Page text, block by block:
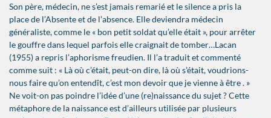
Son père, médecin, ne s’est jamais remarié et le silence a pris la
place de l’Absente et de l’absence. Elle deviendra médecin
généraliste, comme le « bon petit soldat qu’elle était », pour arrêter
le gouffre dans lequel parfois elle craignait de tomber…Lacan
(1955) a repris l’aphorisme freudien. Il l’a traduit et commenté
comme suit : « Là où c’était, peut-on dire, là où s’était, voudrions-
nous faire qu’on entendît, c’est mon devoir que je vienne à être . »
Ne voit-on pas poindre l’idée d’une (re)naissance du sujet ? Cette
métaphore de la naissance est d’ailleurs utilisée par plusieurs